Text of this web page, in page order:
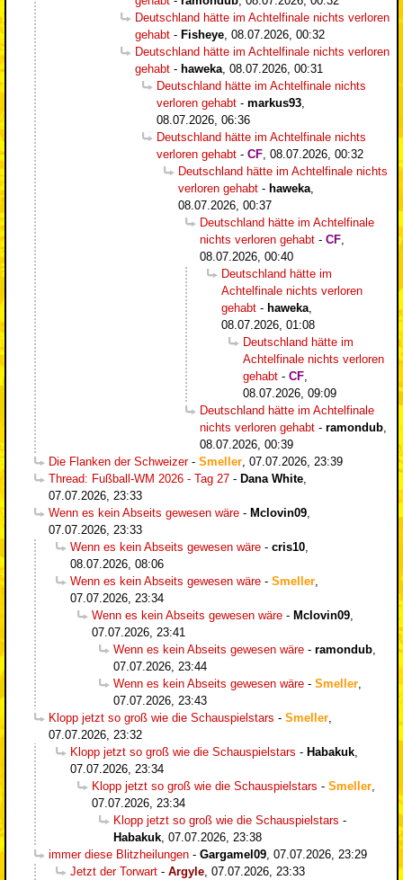
Deutschland hätte im Achtelfinale nichts verloren
gehabt - Fisheye 08.07.2026, 00:32
Deutschland hätte im Achtelfinale nichts verloren
gehabt - haweka 08.07.2026, 00:31
Deutschland hätte im Achtelfinale nichts
verloren gehabt - markus93
08.07.2026, 06:36
Deutschland hätte im Achtelfinale nichts
verloren gehabt - CF 08.07.2026, 00:32
Deutschland hätte im Achtelfinale nichts
verloren gehabt - haweka
08.07.2026, 00:37
Deutschland hätte im Achtelfinale
nichts verloren gehabt - CF
08.07.2026, 00:40
Deutschland hätte im
Achtelfinale nichts verloren
gehabt - haweka
08.07.2026, 01:08
Deutschland hätte im
Achtelfinale nichts verloren
gehabt - CF
08.07.2026, 09:09
Deutschland hätte im Achtelfinale
nichts verloren gehabt - ramondub
08.07.2026, 00:39
Die Flanken der Schweizer- Smeller 07.07.2026, 23:39
Thread: Fußball-WM 2026 - Tag 27 - Dana White
07.07.2026, 23:33
Wenn es kein Abseits gewesen wäre - Mclovin09
07.07.2026, 23:33
Wenn es kein Abseits gewesen wäre - cris10
08.07.2026, 08:06
Wenn es kein Abseits gewesen wäre - Smeller
07.07.2026, 23:34
Wenn es kein Abseits gewesen wäre - Mclovin09
07.07.2026, 23:41
Wenn es kein Abseits gewesen wäre - ramondub
07.07.2026, 23:44
Wenn es kein Abseits gewesen wäre - Smeller
07.07.2026, 23:43
Klopp jetzt so groß wie die Schauspielstars - Smeller
07.07.2026, 23:32
Klopp jetzt so groß wie die Schauspielstars - Habakuk
07.07.2026, 23:34
Klopp jetzt so groß wie die Schauspielstars - Smeller
07.07.2026, 23:34
Klopp jetzt so groß wie die Schauspielstars -
Habakuk 07.07.2026, 23:38
immer diese Blitzheilungen - Gargamel09 07.07.2026, 23:29
Jetzt der Torwart - Argyle 07.07.2026, 23:33